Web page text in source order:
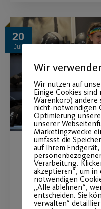
20
Juli
Sportlich in
Nürnberg
Christopher
Wir
Wir nutzen auf
Einige Cookies
Warenkorb)
nicht-notwendigen
Optimierung
unserer
Marketingzwecke
umfasst die
auf Ihrem Endgerät,
Verarbeitung.
akzeptieren“, um in
notwendigen
„Alle ablehnen“,
entscheiden. Sie
verwalten“